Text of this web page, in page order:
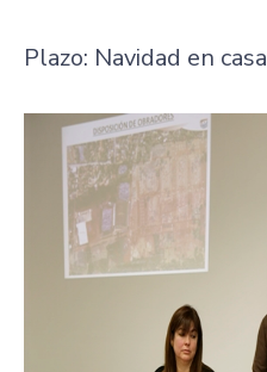
Plazo: Navidad en casa